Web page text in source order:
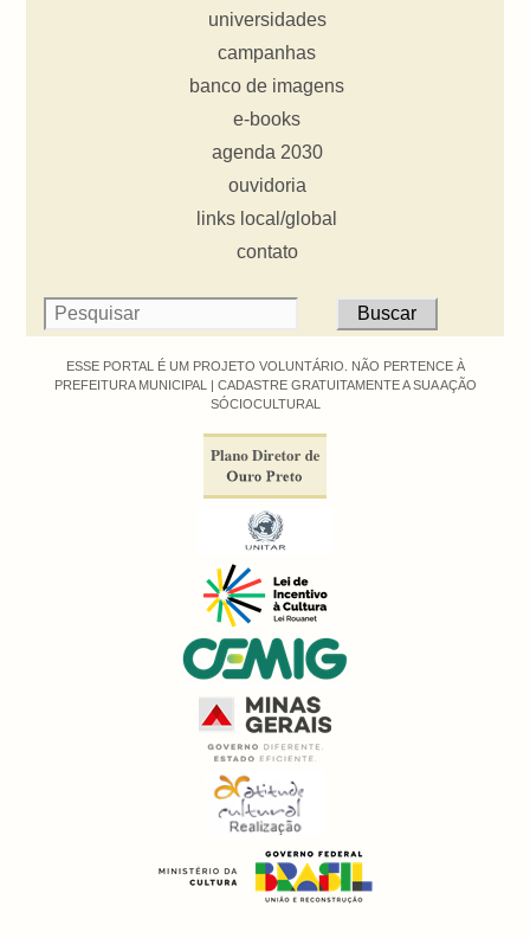
universidades
campanhas
banco de imagens
e-books
agenda 2030
ouvidoria
links local/global
contato
ESSE PORTAL É UM PROJETO VOLUNTÁRIO. NÃO PERTENCE À
PREFEITURA MUNICIPAL | CADASTRE GRATUITAMENTE A SUA AÇÃO
SÓCIOCULTURAL